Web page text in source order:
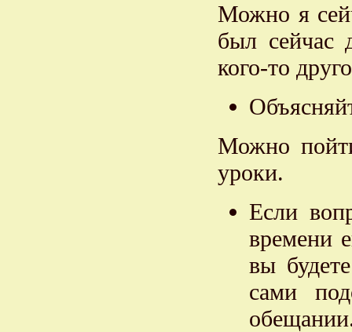
Можно я
был сейчас
кого-то
Можно
уроки.
Если
времени
вы
сами